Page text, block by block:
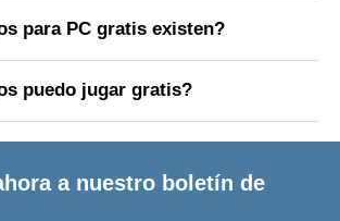
para PC gratis existen?
puedo jugar gratis?
a nuestro boletín de